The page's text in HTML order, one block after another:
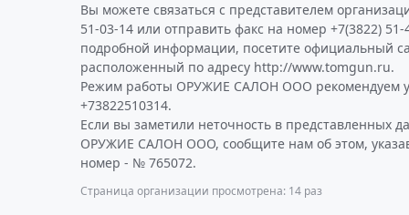
Вы можете связаться с представителем
51-03-14 или отправить факс на номер +7(3822)
подробной информации, посетите
расположенный по адресу http://www.tomgun.ru.
Режим работы ОРУЖИЕ САЛОН ООО рекомендуем
+73822510314.
Если вы заметили неточность в представленных
ОРУЖИЕ САЛОН ООО, сообщите нам об этом,
номер - № 765072.
Страница организации просмотрена: 14 раз